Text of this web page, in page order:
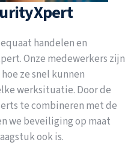
handelen en
Onze medewerkers zijn
ze snel kunnen
werksituatie. Door de
te combineren met de
we beveiliging op maat
ook is.